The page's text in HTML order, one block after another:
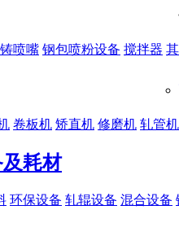
喷嘴 钢包喷粉设备 搅拌器
卷板机 矫直机 修磨机 轧管机
耗材
环保设备 轧辊设备 混合设备